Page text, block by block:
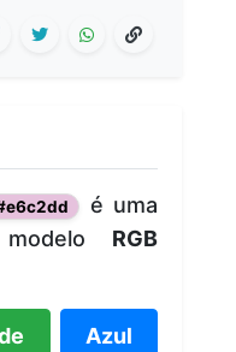
é uma
RGB
Azul